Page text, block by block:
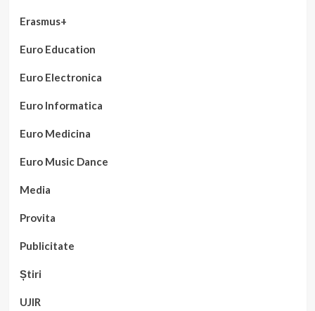
Erasmus+
Euro Education
Euro Electronica
Euro Informatica
Euro Medicina
Euro Music Dance
Media
Provita
Publicitate
Știri
UJIR